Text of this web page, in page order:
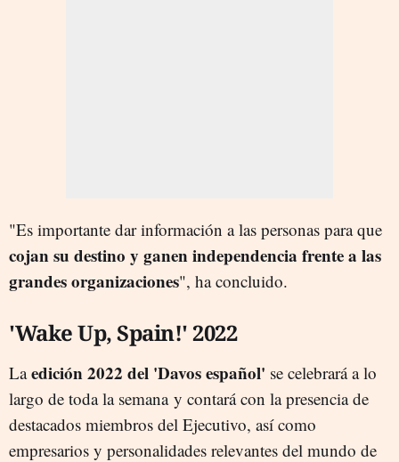
"Es importante dar información a las personas para que
cojan su destino y ganen independencia frente a las
grandes organizaciones", ha concluido.
'Wake Up, Spain!' 2022
Laedición 2022 del 'Davos español' se celebrará a lo
largo de toda la semana y contará con la presencia de
destacados miembros del Ejecutivo, así como
empresarios y personalidades relevantes del mundo de